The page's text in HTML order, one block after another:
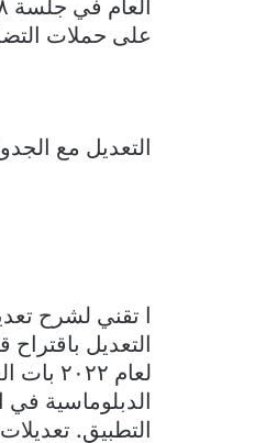
على حملات
التعديل مع
ا تقني لشرح
لعام